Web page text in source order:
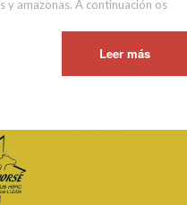
y amazonas. A continuación os
Leer más